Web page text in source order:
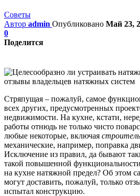
Советы
Автор admin Опубликовано Май 23,
0
Поделится
Стряпущая – пожалуй, самое
всех других, предусмотренных
недвижимости. На кухне, кстати,
работы отнюдь не только чисто
любые некоторые, включая
механические, например, поправка
Исключение из правил, да бывают
такой повышенной
на кухне натяжной предел? Об этом
могут доставить, пожалуй, только
испытал конструкцию.